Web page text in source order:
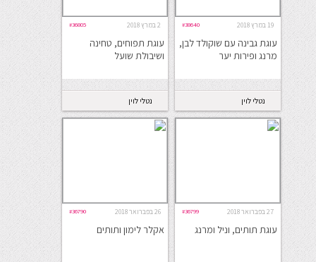
19 במרץ 2018 #38640
עוגת גבינה עם שוקולד לבן,
מרנג ופירות יער
נטלי לוין
2 במרץ 2018 #36805
עוגת תפוחים, טחינה
ושיבולת שועל
נטלי לוין
27 בפברואר 2018 #36799
עוגת תותים, וניל ומרנג
26 בפברואר 2018 #36790
אקלר לימון ותותים